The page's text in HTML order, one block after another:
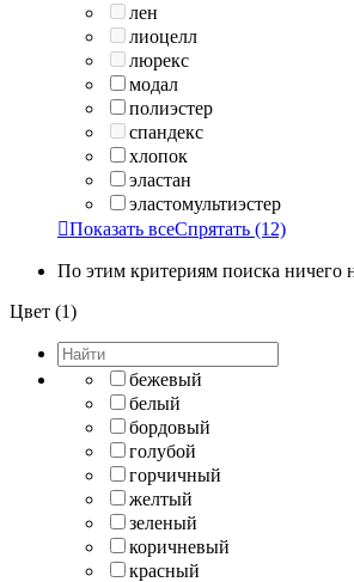
лен
лиоцелл
люрекс
модал
полиэстер
спандекс
хлопок
эластан
эластомультиэстер
Показать всеСпрятать (12)
По этим критериям поиска ничего
Цвет (1)
бежевый
белый
бордовый
голубой
горчичный
желтый
зеленый
коричневый
красный